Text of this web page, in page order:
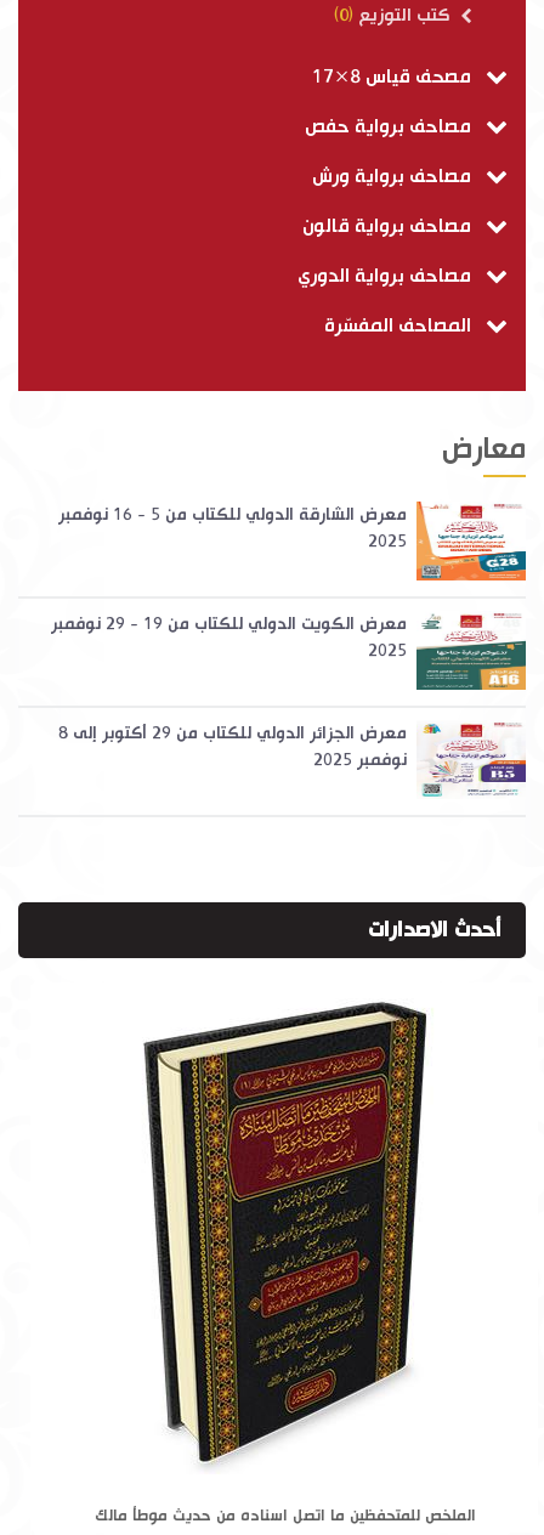
كتب التوزيع (0)
مصحف قياس 8×17
مصاحف برواية حفص
مصاحف برواية ورش
مصاحف برواية قالون
مصاحف برواية الدوري
المصاحف المفسّرة
معارض
معرض الشارقة الدولي للكتاب من 5 - 16 نوفمبر
2025
معرض الكويت الدولي للكتاب من 19 - 29 نوفمبر
2025
معرض الجزائر الدولي للكتاب من 29 أكتوبر إلى 8
نوفمبر 2025
أحدث الاصدارات
الملخص للمتحفظين ما اتصل اسناده من حديث موطأ مالك